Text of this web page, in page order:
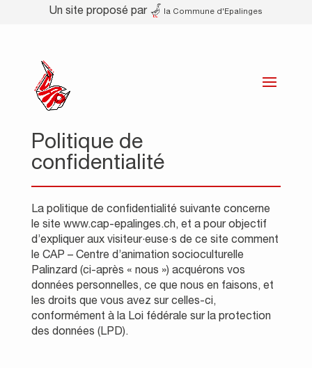
Un site proposé par la Commune d'Epalinges
Politique de
confidentialité
La politique de confidentialité suivante concerne
le site www.cap-epalinges.ch, et a pour objectif
d’expliquer aux visiteur·euse·s de ce site comment
le CAP – Centre d’animation socioculturelle
Palinzard (ci-après « nous ») acquérons vos
données personnelles, ce que nous en faisons, et
les droits que vous avez sur celles-ci,
conformément à la Loi fédérale sur la protection
des données (LPD).